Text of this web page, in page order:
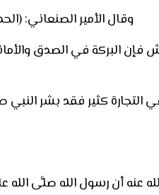
وقال الأمير الصنعاني:
فإن البركة في الصدق
التجارة كثير فقد بشر النبي
أن رسول الله صلَّى الله